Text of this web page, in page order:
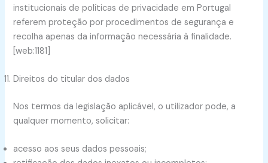
institucionais de políticas de privacidade em Portugal
referem proteção por procedimentos de segurança e
recolha apenas da informação necessária à finalidade.
[web:1181]
Direitos do titular dos dados
Nos termos da legislação aplicável, o utilizador pode, a
qualquer momento, solicitar:
acesso aos seus dados pessoais;